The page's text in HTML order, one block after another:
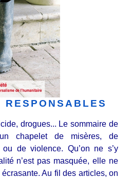
RESPONSABLES
drogues... Le sommaire de
chapelet de misères, de
de violence. Qu’on ne s’y
n’est pas masquée, elle ne
Au fil des articles, on